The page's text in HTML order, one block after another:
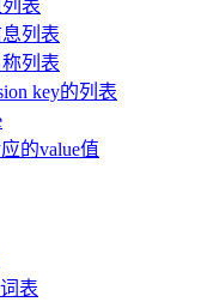
表
列表
列表
key的列表
的value值
表